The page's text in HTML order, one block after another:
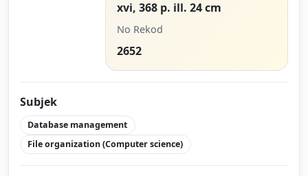
xvi, 368 p. ill. 24 cm
No Rekod
2652
Subjek
Database management
File organization (Computer science)